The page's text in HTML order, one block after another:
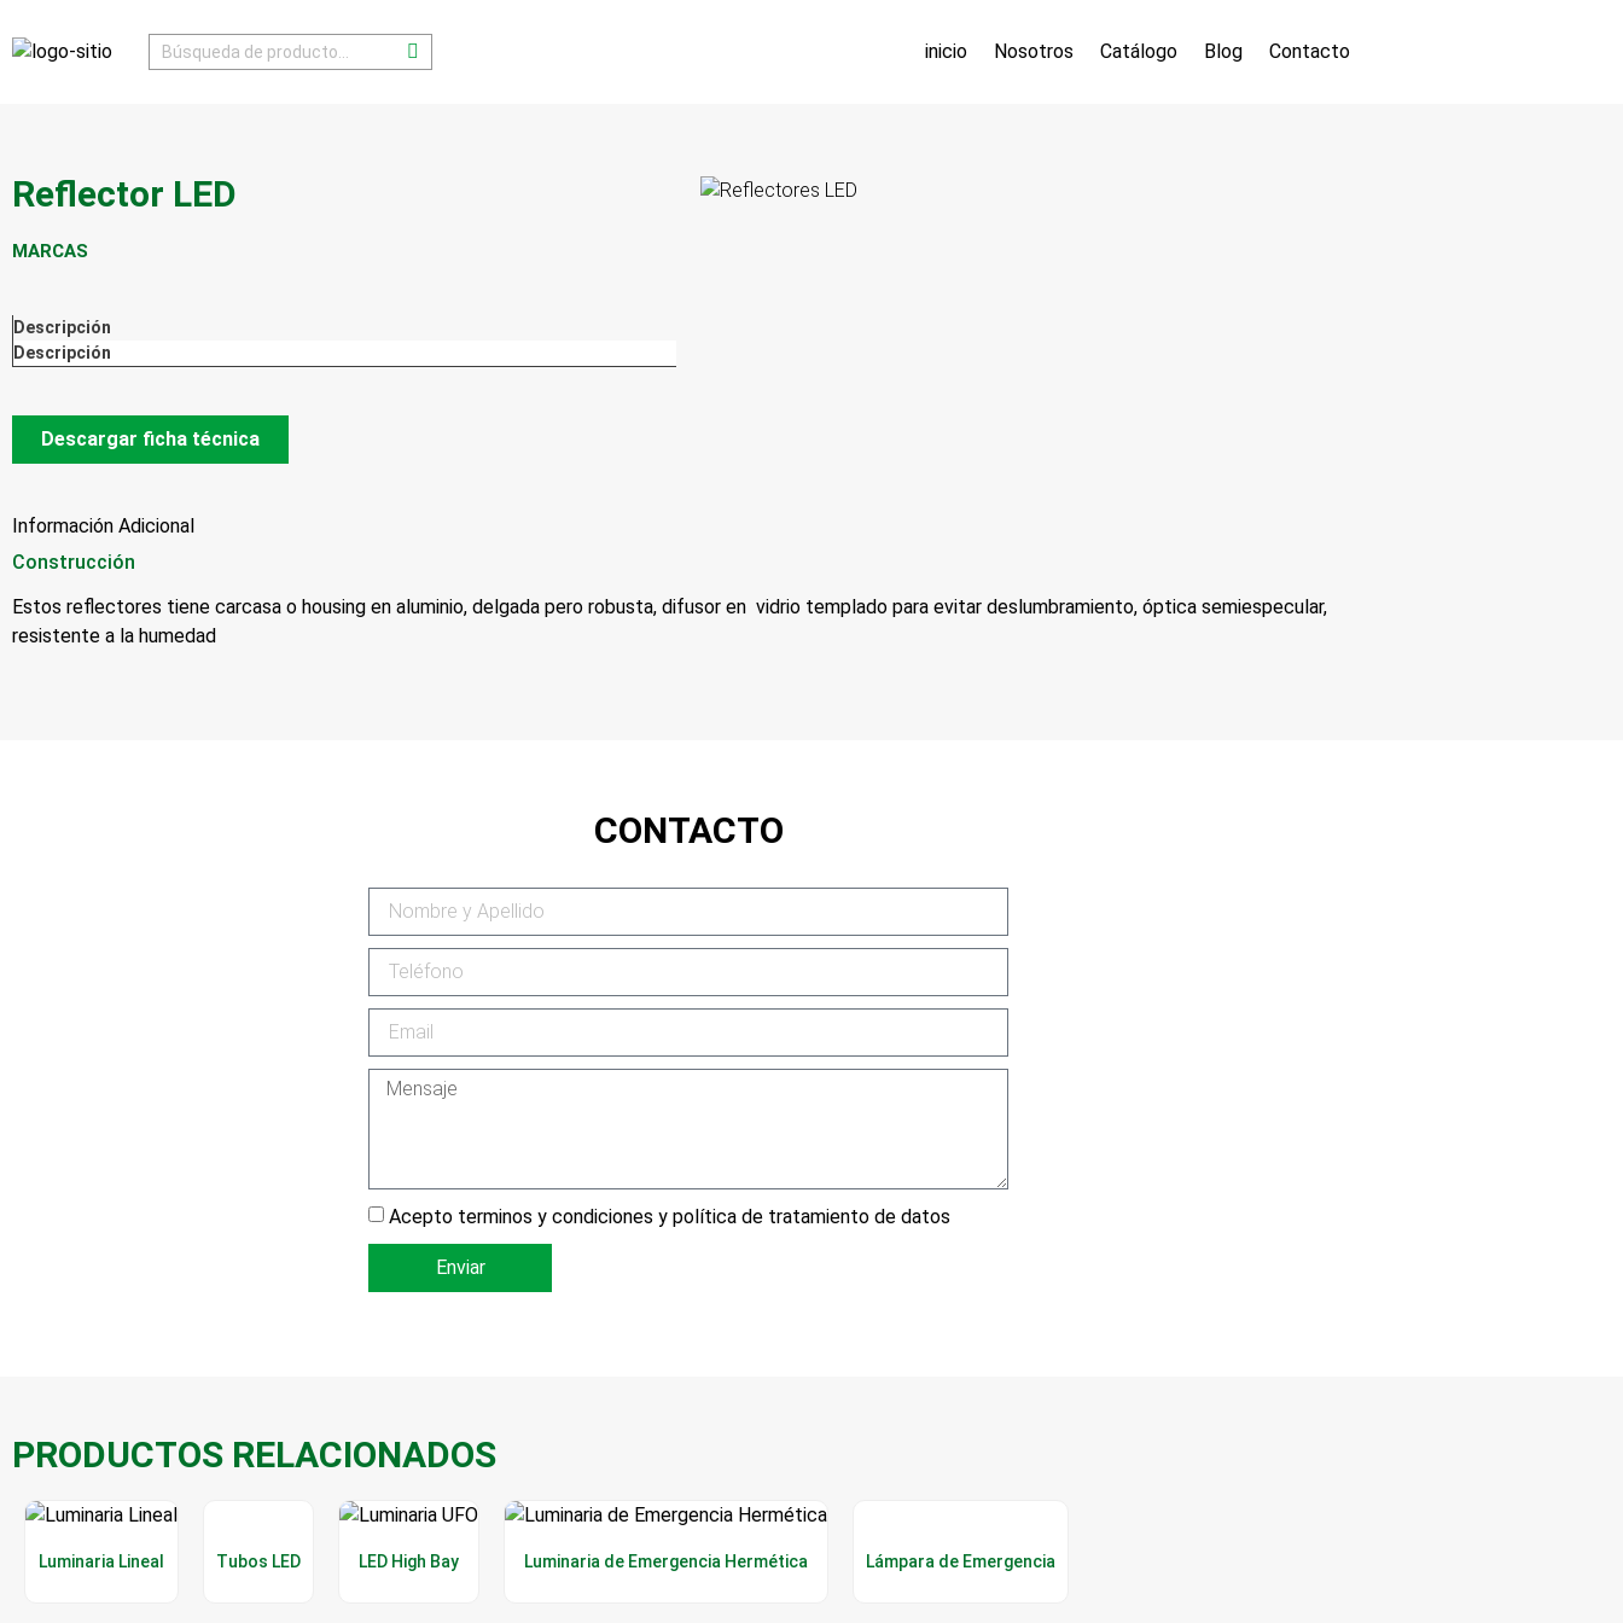
inicio Nosotros Catálogo Blog Contacto
Reflector LED
MARCAS
Descripción
Descripción
Descargar ficha técnica
Información Adicional
Construcción
Estos reflectores tiene carcasa o housing en aluminio, delgada pero robusta, difusor en vidrio templado para evitar deslumbramiento, óptica semiespecular,
resistente a la humedad
CONTACTO
Acepto terminos y condiciones y política de tratamiento de datos
Enviar
PRODUCTOS RELACIONADOS
Luminaria Lineal Tubos LED LED High Bay Luminaria de Emergencia Hermética Lámpara de Emergencia